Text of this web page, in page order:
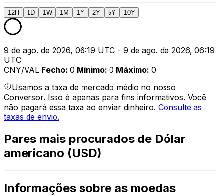
12H 1D 1W 1M 1Y 2Y 5Y 10Y
9 de ago. de 2026, 06:19 UTC - 9 de ago. de 2026, 06:19
UTC
CNY/VAL Fecho: 0 Mínimo: 0 Máximo: 0
Usamos a taxa de mercado médio no nosso
Conversor. Isso é apenas para fins informativos. Você
não pagará essa taxa ao enviar dinheiro. Consulte as
taxas de envio.
Pares mais procurados de Dólar
americano (USD)
Informações sobre as moedas